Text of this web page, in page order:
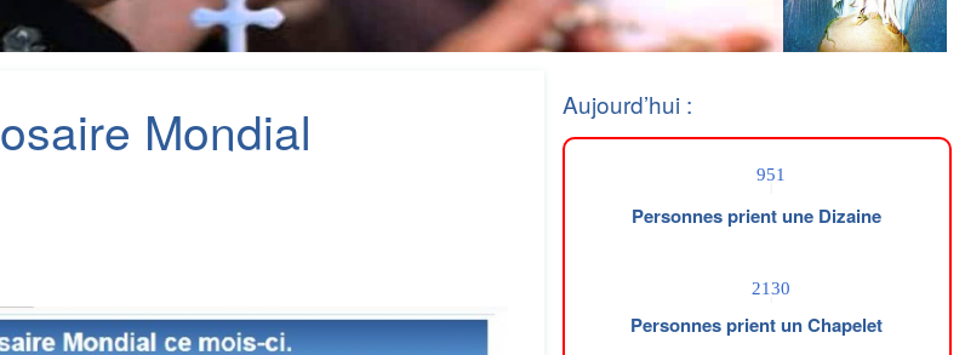
Mondial Aujourd’hui :
Personnes prient une Dizaine
Personnes prient un Chapelet